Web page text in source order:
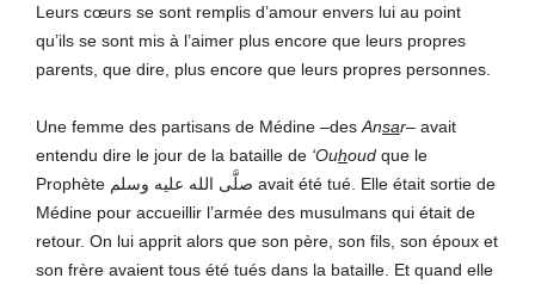
Leurs cœurs se sont remplis d’amour envers lui au point
qu’ils se sont mis à l’aimer plus encore que leurs propres
parents, que dire, plus encore que leurs propres personnes.
Une femme des partisans de Médine –des Ansar– avait
entendu dire le jour de la bataille de ‘Ouhoud que le
Prophète صلَّى الله عليه وسلم avait été tué. Elle était sortie de
Médine pour accueillir l’armée des musulmans qui était de
retour. On lui apprit alors que son père, son fils, son époux et
son frère avaient tous été tués dans la bataille. Et quand elle